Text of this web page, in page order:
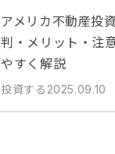
アメリカ不動産投
判・メリット・注
やすく解説
投資する 2025.09.10